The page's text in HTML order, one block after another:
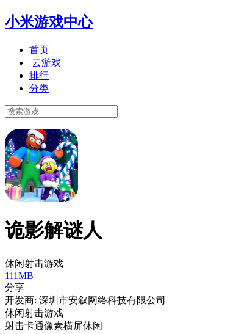
小米游戏中心
首页
云游戏
排行
分类
诡影解谜人
休闲射击游戏
111MB
分享
开发商: 深圳市安叙网络科技有限公司
休闲射击游戏
射击卡通像素横屏休闲